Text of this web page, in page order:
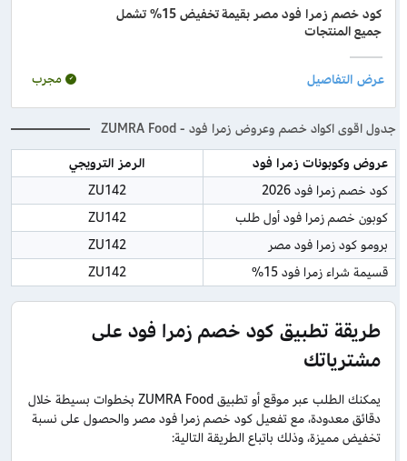
كود خصم زمرا فود مصر بقيمة تخفيض 15% تشمل
جميع المنتجات
مجرب
جدول اقوى اكواد خصم وعروض زمرا فود - ZUMRA Food
عروض وكوبونات زمرا فود
الرمز الترويجي
كود خصم زمرا فود 2026
ZU142
كوبون خصم زمرا فود أول طلب
ZU142
برومو كود زمرا فود مصر
ZU142
قسيمة شراء زمرا فود 15%
ZU142
طريقة تطبيق كود خصم زمرا فود على
مشترياتك
يمكنك الطلب عبر موقع أو تطبيق ZUMRA Food بخطوات بسيطة خلال
دقائق معدودة، مع تفعيل كود خصم زمرا فود مصر والحصول على نسبة
تخفيض مميزة، وذلك باتباع الطريقة التالية: